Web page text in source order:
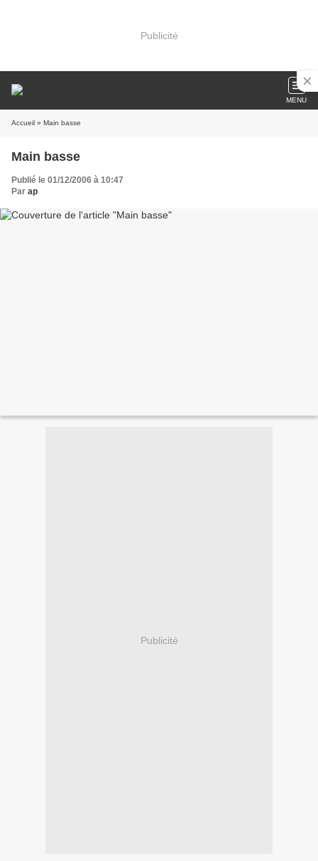
Publicité
MENU
Accueil » Main basse
Main basse
Publié le 01/12/2006 à 10:47
Par ap
Publicité